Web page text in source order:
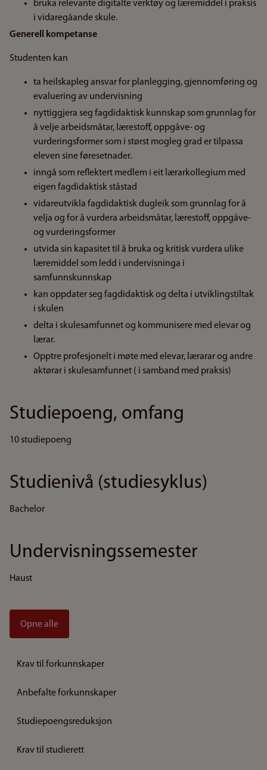
bruka relevante digitalte verktøy og læremiddel i praksis
i vidaregåande skule.
Generell kompetanse
Studenten kan
ta heilskapleg ansvar for planlegging, gjennomføring og
evaluering av undervisning
nyttiggjera seg fagdidaktisk kunnskap som grunnlag for
å velje arbeidsmåtar, lærestoff, oppgåve- og
vurderingsformer som i størst mogleg grad er tilpassa
eleven sine føresetnader.
inngå som reflektert medlem i eit lærarkollegium med
eigen fagdidaktisk ståstad
vidareutvikla fagdidaktisk dugleik som grunnlag for å
velja og for å vurdera arbeidsmåtar, lærestoff, oppgåve-
og vurderingsformer
utvida sin kapasitet til å bruka og kritisk vurdera ulike
læremiddel som ledd i undervisninga i
samfunnskunnskap
kan oppdater seg fagdidaktisk og delta i utviklingstiltak
i skulen
delta i skulesamfunnet og kommunisere med elevar og
lærar.
Opptre profesjonelt i møte med elevar, lærarar og andre
aktørar i skulesamfunnet ( i samband med praksis)
Studiepoeng, omfang
10 studiepoeng
Studienivå (studiesyklus)
Bachelor
Undervisningssemester
Haust
Opne alle
Krav til forkunnskaper
Anbefalte forkunnskaper
Studiepoengsreduksjon
Krav til studierett